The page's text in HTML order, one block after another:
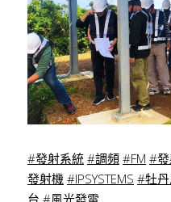
#發射系統 #調頻 #FM #
發射機 #IPSYSTEMS #牡
台 #風光發電